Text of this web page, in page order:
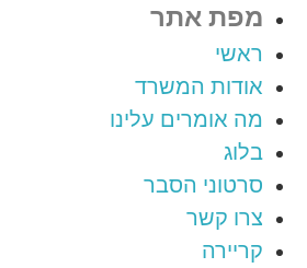
מפת אתר
ראשי
אודות המשרד
מה אומרים עלינו
בלוג
סרטוני הסבר
צרו קשר
קריירה